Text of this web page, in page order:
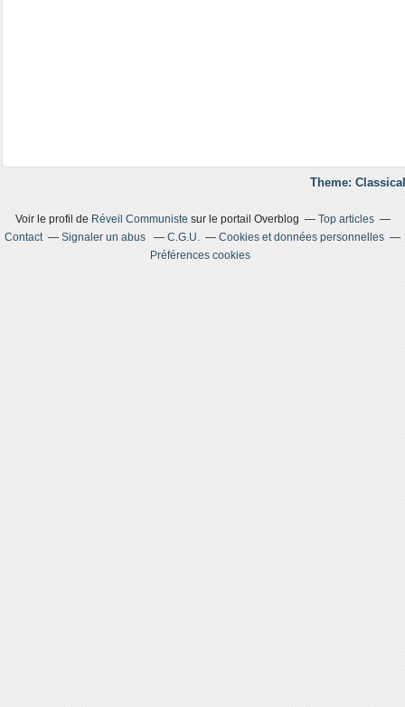
Theme:
Voir le profil de Réveil Communiste sur le portail Overblog
Top articles
Contact
Signaler un abus C.G.U.
Cookies et données personnelles
Préférences cookies